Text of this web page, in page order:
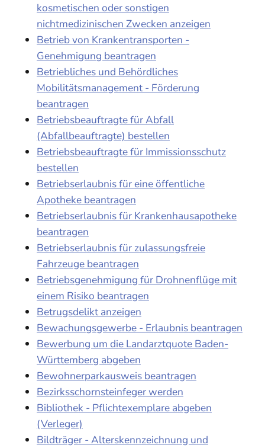
kosmetischen oder sonstigen
nichtmedizinischen Zwecken anzeigen
Betrieb von Krankentransporten -
Genehmigung beantragen
Betriebliches und Behördliches
Mobilitätsmanagement - Förderung
beantragen
Betriebsbeauftragte für Abfall
(Abfallbeauftragte) bestellen
Betriebsbeauftragte für Immissionsschutz
bestellen
Betriebserlaubnis für eine öffentliche
Apotheke beantragen
Betriebserlaubnis für Krankenhausapotheke
beantragen
Betriebserlaubnis für zulassungsfreie
Fahrzeuge beantragen
Betriebsgenehmigung für Drohnenflüge mit
einem Risiko beantragen
Betrugsdelikt anzeigen
Bewachungsgewerbe - Erlaubnis beantragen
Bewerbung um die Landarztquote Baden-
Württemberg abgeben
Bewohnerparkausweis beantragen
Bezirksschornsteinfeger werden
Bibliothek - Pflichtexemplare abgeben
(Verleger)
Bildträger - Alterskennzeichnung und